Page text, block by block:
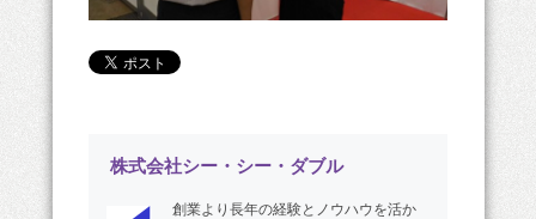
株式会社シー・シー・ダブル
創業より長年の経験とノウハウを活か